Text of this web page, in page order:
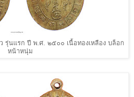
รุ่นแรก ปี พ.ศ. ๒๕๐๐ เนื้อทองเหลือง บล็อก
หน้าหนุ่ม